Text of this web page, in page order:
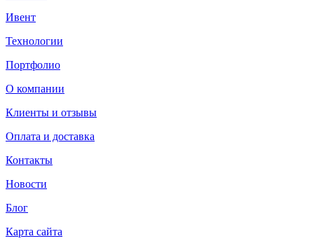
Ивент
Технологии
Портфолио
О компании
Клиенты и отзывы
Оплата и доставка
Контакты
Новости
Блог
Карта сайта